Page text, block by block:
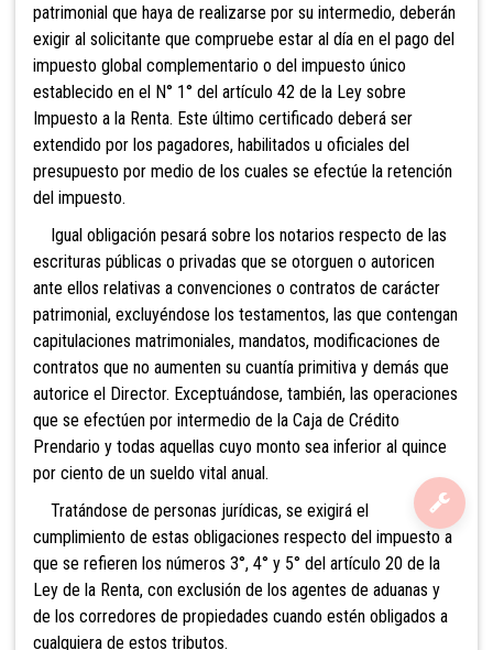
patrimonial que haya de realizarse por su intermedio, deberán
exigir al solicitante que compruebe estar al día en el pago del
impuesto global complementario o del impuesto único
establecido en el N° 1° del artículo 42 de la Ley sobre
Impuesto a la Renta. Este último certificado deberá ser
extendido por los pagadores, habilitados u oficiales del
presupuesto por medio de los cuales se efectúe la retención
del impuesto.
Igual obligación pesará sobre los notarios respecto de las
escrituras públicas o privadas que se otorguen o autoricen
ante ellos relativas a convenciones o contratos de carácter
patrimonial, excluyéndose los testamentos, las que contengan
capitulaciones matrimoniales, mandatos, modificaciones de
contratos que no aumenten su cuantía primitiva y demás que
autorice el Director. Exceptuándose, también, las operaciones
que se efectúen por intermedio de la Caja de Crédito
Prendario y todas aquellas cuyo monto sea inferior al quince
por ciento de un sueldo vital anual.
Tratándose de personas jurídicas, se exigirá el
cumplimiento de estas obligaciones respecto del impuesto a
que se refieren los números 3°, 4° y 5° del artículo 20 de la
Ley de la Renta, con exclusión de los agentes de aduanas y
de los corredores de propiedades cuando estén obligados a
cualquiera de estos tributos.